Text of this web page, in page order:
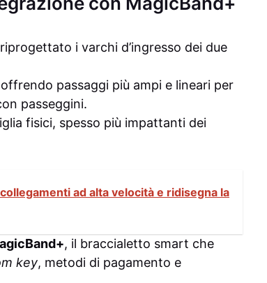
i varchi d’ingresso dei due
offrendo passaggi più ampi e lineari per
passeggini.
fisici, spesso più impattanti dei
ad alta velocità e ridisegna la
, il braccialetto smart che
key, metodi di pagamento e